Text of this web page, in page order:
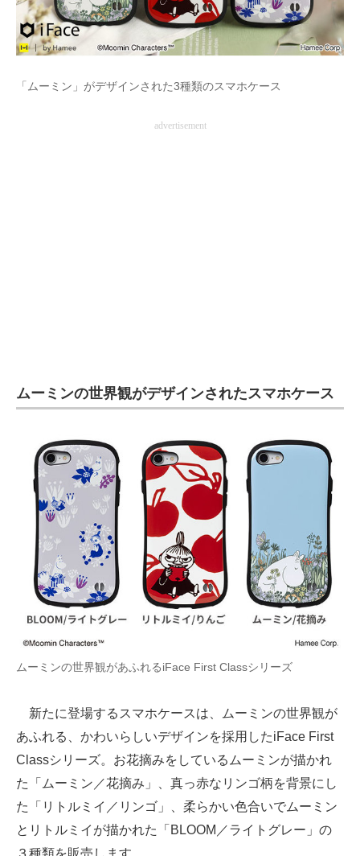
ビジネスと働き方のヒント
AI活用のいまが分かる
電子設計の基本と応用
建設×テクノロジーの最前線
ちょっと気になるネットの話題
「ムーミン」がデザインされた3種類のスマホケース
advertisement
ムーミンの世界観がデザインされたスマホケース
ムーミンの世界観があふれるiFace First Classシリーズ
新たに登場するスマホケースは、ムーミンの世界観が
あふれる、かわいらしいデザインを採用したiFace First
Classシリーズ。お花摘みをしているムーミンが描かれ
た「ムーミン／花摘み」、真っ赤なリンゴ柄を背景にし
た「リトルミイ／リンゴ」、柔らかい色合いでムーミン
とリトルミイが描かれた「BLOOM／ライトグレー」の